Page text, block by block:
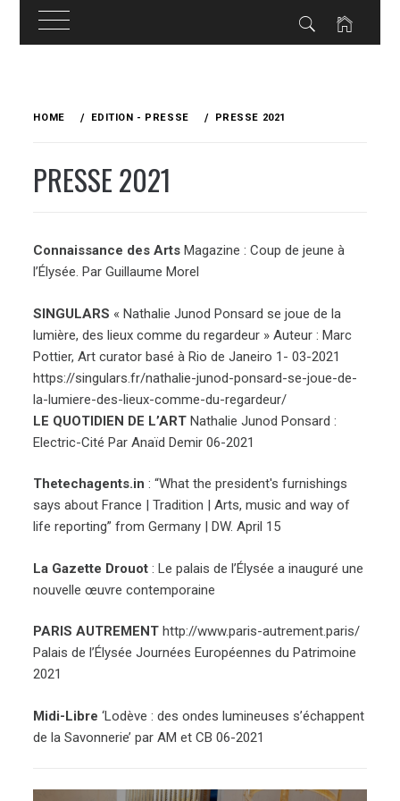
HOME EDITION - PRESSE PRESSE 2021
PRESSE 2021
Connaissance des ArtsMagazine : Coup de jeune à
l’Élysée. Par Guillaume Morel
SINGULARS « Nathalie Junod Ponsard se joue de la
lumière, des lieux comme du regardeur » Auteur : Marc
Pottier, Art curator basé à Rio de Janeiro 1- 03-2021
https://singulars.fr/nathalie-junod-ponsard-se-joue-de-
la-lumiere-des-lieux-comme-du-regardeur/
LE QUOTIDIEN DE L’ART Nathalie Junod Ponsard :
Electric-Cité Par Anaïd Demir 06-2021
Thetechagents.in : “What the president′s furnishings
says about France | Tradition | Arts, music and way of
life reporting” from Germany | DW. April 15
La Gazette Drouot : Le palais de l’Élysée a inauguré une
nouvelle œuvre contemporaine
PARIS AUTREMENT http://www.paris-autrement.paris/
Palais de l’Élysée Journées Européennes du Patrimoine
2021
Midi-Libre ‘Lodève : des ondes lumineuses s’échappent
de la Savonnerie’ par AM et CB 06-2021